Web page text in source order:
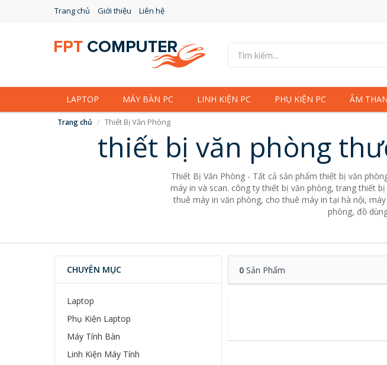
Trang chủ Giới thiệu Liên hệ
LAPTOP MÁY BÀN PC LINH KIỆN PC PHỤ KIỆN PC ÂM
Trang chủ Thiết Bị Văn Phòng
thiết bị văn phòng
Thiết Bị Văn Phòng - Tất cả sản phẩm thiết bị văn
máy in và scan. công ty thiết bị văn phòng, trang thiết
thuê máy in văn phòng, cho thuê máy in tại hà nội,
phòng, đồ
CHUYÊN MỤC
Laptop
Phụ Kiện Laptop
Máy Tính Bàn
Linh Kiện Máy Tính
0Sản Phẩm